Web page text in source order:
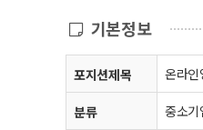
기본정보
포지션제목 온라
분류 중소기